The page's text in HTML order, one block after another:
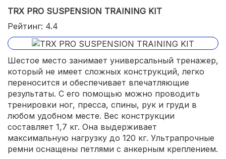
TRX PRO SUSPENSION TRAINING KIT
Рейтинг: 4.4
Шестое место занимает универсальный тренажер,
который не имеет сложных конструкций, легко
переносится и обеспечивает впечатляющие
результаты. С его помощью можно проводить
тренировки ног, пресса, спины, рук и груди в
любом удобном месте. Вес конструкции
составляет 1,7 кг. Она выдерживает
максимальную нагрузку до 120 кг. Ультрапрочные
ремни оснащены петлями с анкерным креплением.